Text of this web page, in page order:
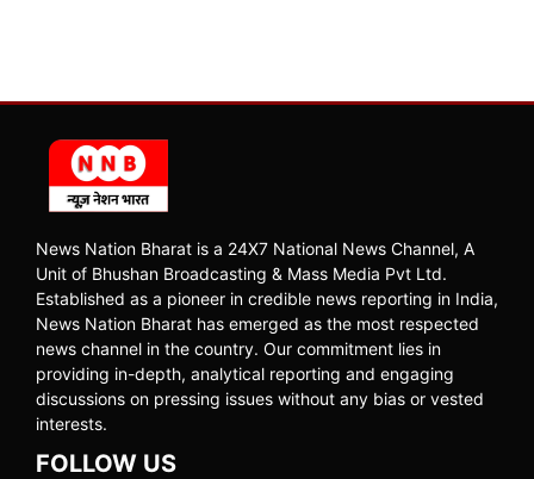
News Nation Bharat is a 24X7 National News Channel, A
Unit of Bhushan Broadcasting & Mass Media Pvt Ltd.
Established as a pioneer in credible news reporting in India,
News Nation Bharat has emerged as the most respected
news channel in the country. Our commitment lies in
providing in-depth, analytical reporting and engaging
discussions on pressing issues without any bias or vested
interests.
FOLLOW US